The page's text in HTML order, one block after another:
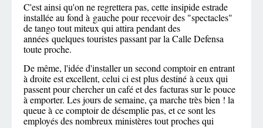
C'est ainsi qu'on ne regrettera pas, cette insipide estrade
installée au fond à gauche pour recevoir des "spectacles"
de tango tout miteux qui attira pendant des
années quelques touristes passant par la Calle Defensa
toute proche.
De même, l'idée d'installer un second comptoir en entrant
à droite est excellent, celui ci est plus destiné à ceux qui
passent pour chercher un café et des facturas sur le pouce
à emporter. Les jours de semaine, ça marche très bien ! la
queue à ce comptoir de désemplie pas, et ce sont les
employés des nombreux ministères tout proches qui